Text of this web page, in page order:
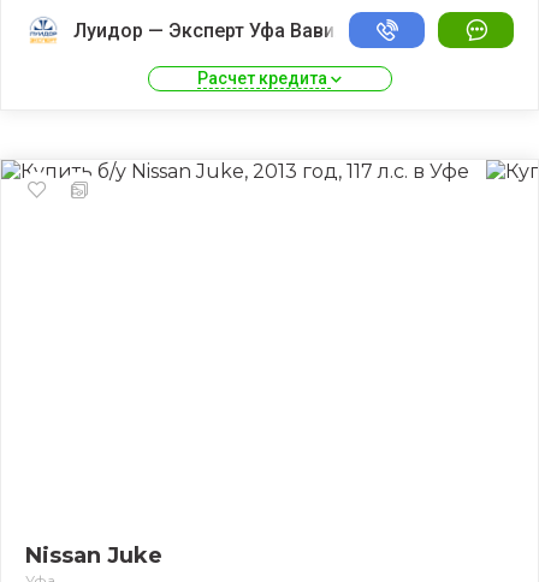
Луидор — Эксперт Уфа Вавилово
Расчет кредита
Nissan Juke